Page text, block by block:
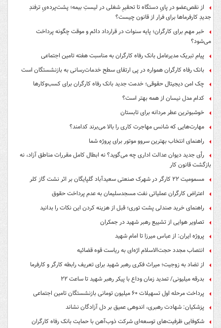
از نقص‌عضو در پایِ دستگاه تا تحقیرِ شغلی در لیستِ بیمه؛ پشت‌پرده‌یِ ترفندِ
جدیدِ کارفرماها برای فرار از قانون چیست؟
خبر مهم برای کارگران؛ پایه سنوات در قرارداد دائم و موقت چگونه پرداخت
می‌شود؟
پیام تبریک مدیرعامل بانک رفاه کارگران به مناسبت هفته تامین اجتماعی
بانک رفاه کارگران همواره در پی ارتقای سطح خدمات‌رسانی به بازنشستگان است
چک امن دیجیتال حقوقی؛ خدمت جدید بانک رفاه کارگران برای کسب‌وکارها
کدام مدل نیسان از همه بهتر است؟
خوشبوترین عطر مردانه برای تابستان
مهارت‌هایی که شانس مهاجرت کاری را بالا می‌برند کدامند؟
راهنمای انتخاب بهترین سروو موتور برای پروژه شما
رأی جدید دیوان عدالت اداری چه می‌گوید؟ نه ابطال کامل مقررات مناطق آزاد، نه
بازگشت قانون کار
مسمومیت ۲۲ کارگر در شهرک صنعتی سعیدآباد گلپایگان بر اثر نشت گاز کلر
اعتراض کارگران عملیاتی نفت مسجدسلیمان به عدم پرداخت حقوق
راهنمای خرید صندلی پشت توری؛ قبل از هزینه کردن این نکات را بدانید
تصاویر هوایی از تشییع رهبر شهید در جمکران
پروژه ایران: از عباس میرزا تا امام شهید
انتصاب مجدد حجت‌الاسلام اژه‌ای به ریاست قوه‌ قضائیه
از تضاد به زوجیت؛ میراث فکری رهبر شهید برای تعریف رابطه کارگر و کارفرما
بدرقه میلیونی/ تمدید زمان وداع با پیکر رهبر شهید تا ساعت ۲۲
پرداخت مرحله اول تسهیلات ۶۰ میلیون تومانی بازنشستگان تامین اجتماعی
پزشکیان: شهادت رهبری، اندوهی عمیق بر دل آزادگان نشاند
شکوفایی ظرفیت‌های توسعه‌ای شرکت ذوب‌آهن با حمایت‌ بانک رفاه کارگران